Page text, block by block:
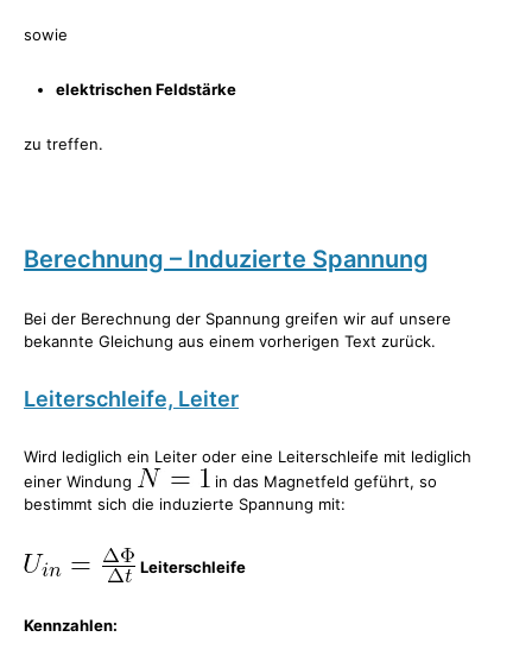
sowie
elektrischen Feldstärke
zu treffen.
Berechnung – Induzierte Spannung
Bei der Berechnung der Spannung greifen wir auf unsere
bekannte Gleichung aus einem vorherigen Text zurück.
Leiterschleife, Leiter
Wird lediglich ein Leiter oder eine Leiterschleife mit lediglich
einer Windung
in das Magnetfeld geführt, so
bestimmt sich die induzierte Spannung mit:
Leiterschleife
Kennzahlen: